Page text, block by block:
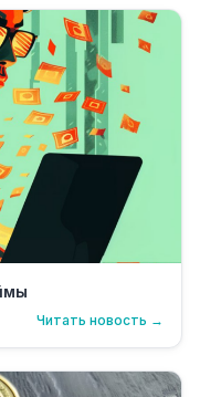
Читать новость →